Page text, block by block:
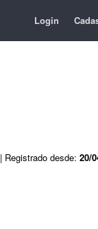
Login
| Registrado desde: 20/